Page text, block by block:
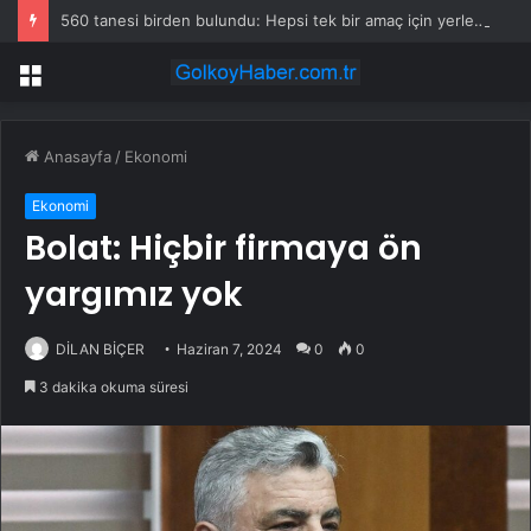
560 tanesi birden bulundu: Hepsi tek bir amaç için yerleştirilmiş
Menü
Anasayfa / Ekonomi
Ekonomi
Bolat: Hiçbir firmaya ön
yargımız yok
DİLAN BİÇER Haziran 7, 2024 0 0
3 dakika okuma süresi